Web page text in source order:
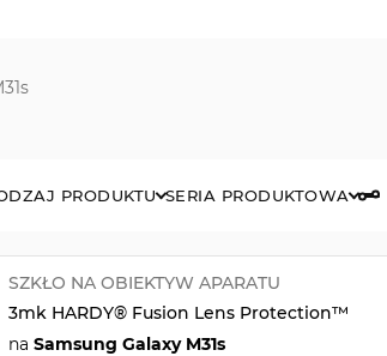
PRODUKTU SERIA PRODUKTOWA
SZKŁO NA OBIEKTYW APARATU
3mk HARDY® Fusion Lens Protection™
na Samsung Galaxy M31s